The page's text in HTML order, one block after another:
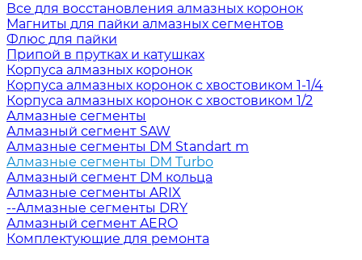
Все для восстановления алмазных коронок
Магниты для пайки алмазных сегментов
Флюс для пайки
Припой в прутках и катушках
Корпуса алмазных коронок
Корпуса алмазных коронок с хвостовиком 1-1/4
Корпуса алмазных коронок с хвостовиком 1/2
Алмазные сегменты
Алмазный сегмент SAW
Алмазные сегменты DM Standart m
Алмазные сегменты DM Turbo
Алмазный сегмент DM кольца
Алмазные сегменты ARIX
--Алмазные сегменты DRY
Алмазный сегмент AERO
Комплектующие для ремонта